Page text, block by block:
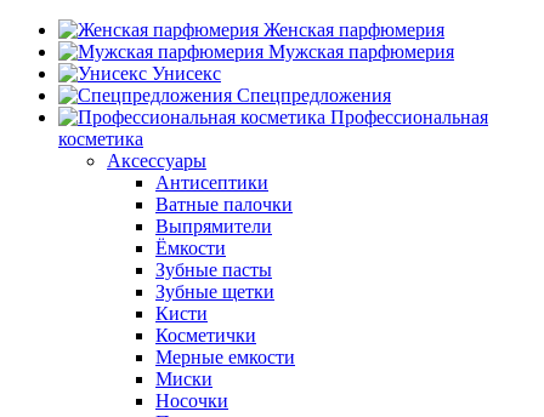
Женская парфюмерия
Мужская парфюмерия
Унисекс
Спецпредложения
Профессиональная
косметика
Аксессуары
Антисептики
Ватные палочки
Выпрямители
Ёмкости
Зубные пасты
Зубные щетки
Кисти
Косметички
Мерные емкости
Миски
Носочки